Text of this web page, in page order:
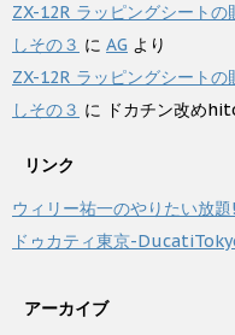
ZX-12R ラッピングシート
しその３ に AG より
ZX-12R ラッピングシート
しその３ に ドカチン改め
リンク
ウィリー祐一のやりたい放題
ドゥカティ東京-
アーカイブ